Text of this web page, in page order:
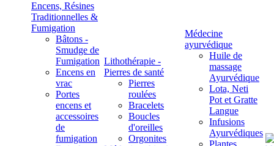
Encens, Résines
Traditionnelles &
Fumigation
Bâtons -
Smudge de
Fumigation
Encens en
vrac
Portes
encens et
accessoires
de
fumigation
Lithothérapie -
Pierres de santé
Pierres
roulées
Bracelets
Boucles
d'oreilles
Orgonites
Médecine
ayurvédique
Huile de
massage
Ayurvédique
Lota, Neti
Pot et Gratte
Langue
Infusions
Ayurvédiques